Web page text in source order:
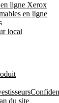
ligne Xerox
en ligne
local
du site